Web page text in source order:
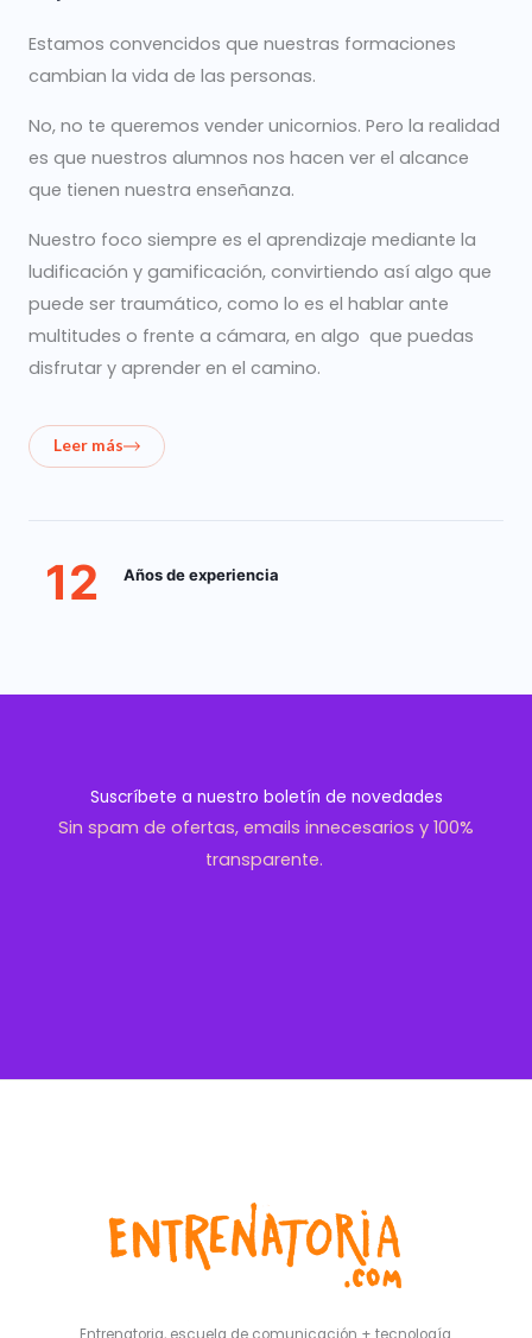
Estamos convencidos que nuestras formaciones
cambian la vida de las personas.
No, no te queremos vender unicornios. Pero la realidad
es que nuestros alumnos nos hacen ver el alcance
que tienen nuestra enseñanza.
Nuestro foco siempre es el aprendizaje mediante la
ludificación y gamificación, convirtiendo así algo que
puede ser traumático, como lo es el hablar ante
multitudes o frente a cámara, en algo que puedas
disfrutar y aprender en el camino.
Leer más
12 Años de experiencia
Suscríbete a nuestro boletín de novedades
Sin spam de ofertas, emails innecesarios y 100%
transparente.